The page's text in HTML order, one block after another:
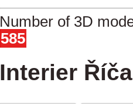
Number of 3D
585
Interier